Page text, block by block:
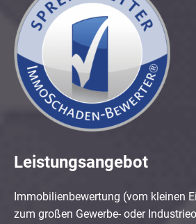
Leistungsangebot
Immobilienbewertung (vom kleinen
zum großen Gewerbe- oder